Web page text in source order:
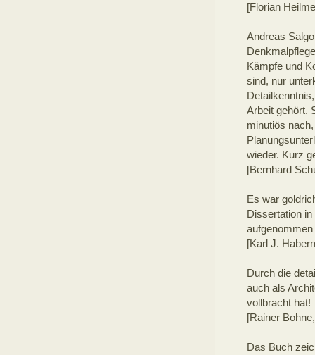
[Florian
Andreas
Kämpfe und
sind, nur
Arbeit gehört.
minutiös
wieder. Kurz
[Bernhard
Es war
Dissertation
[Karl J.
Durch die
auch als
vollbracht hat!
[Rainer
Das Buch